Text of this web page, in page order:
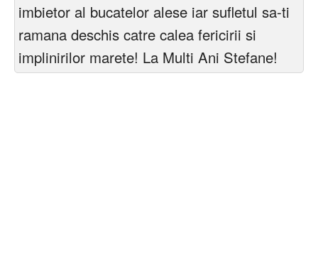
imbietor al bucatelor alese iar sufletul sa-ti
ramana deschis catre calea fericirii si
implinirilor marete! La Multi Ani Stefane!